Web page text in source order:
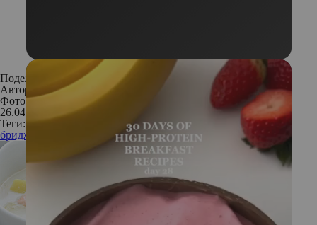
Поделиться:
Автор:
Анастасия Кошелкина
Фото: Кинопоиск; Кадры из фильмов
26.04.2019
Теги:
бриджет джонс